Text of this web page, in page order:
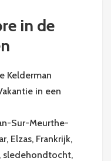
in de
Kelderman
in een
Sur-Meurthe-
, Elzas, Frankrijk,
sledehondtocht,